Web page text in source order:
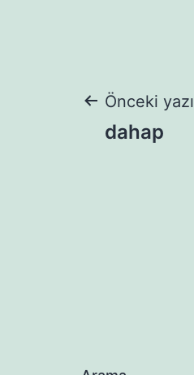
Yazı
Önceki yazı
dahap